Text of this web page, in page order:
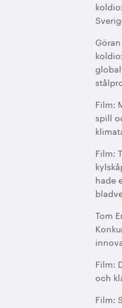
Film:
spill
Film:
hade
Tom
Film:
och
Film: